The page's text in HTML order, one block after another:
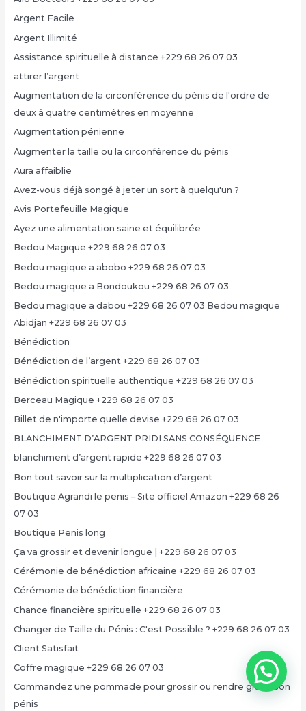
Argent Facile
Argent Illimité
Assistance spirituelle à distance +229 68 26 07 03
attirer l’argent
Augmentation de la circonférence du pénis de l'ordre de
deux à quatre centimètres en moyenne
Augmentation pénienne
Augmenter la taille ou la circonférence du pénis
Aura affaiblie
Avez-vous déjà songé à jeter un sort à quelqu'un ?
Avis Portefeuille Magique
Ayez une alimentation saine et équilibrée
Bedou Magique +229 68 26 07 03
Bedou magique a abobo +229 68 26 07 03
Bedou magique a Bondoukou +229 68 26 07 03
Bedou magique a dabou +229 68 26 07 03 Bedou magique
Abidjan +229 68 26 07 03
Bénédiction
Bénédiction de l’argent +229 68 26 07 03
Bénédiction spirituelle authentique +229 68 26 07 03
Berceau Magique +229 68 26 07 03
Billet de n'importe quelle devise +229 68 26 07 03
BLANCHIMENT D’ARGENT PRIDI SANS CONSÉQUENCE
blanchiment d’argent rapide +229 68 26 07 03
Bon tout savoir sur la multiplication d’argent
Boutique Agrandi le penis – Site officiel Amazon +229 68 26
07 03
Boutique Penis long
Ça va grossir et devenir longue | +229 68 26 07 03
Cérémonie de bénédiction africaine +229 68 26 07 03
Cérémonie de bénédiction financière
Chance financière spirituelle +229 68 26 07 03
Changer de Taille du Pénis : C'est Possible ? +229 68 26 07 03
Client Satisfait
Coffre magique +229 68 26 07 03
Commandez une pommade pour grossir ou rendre grand son
pénis